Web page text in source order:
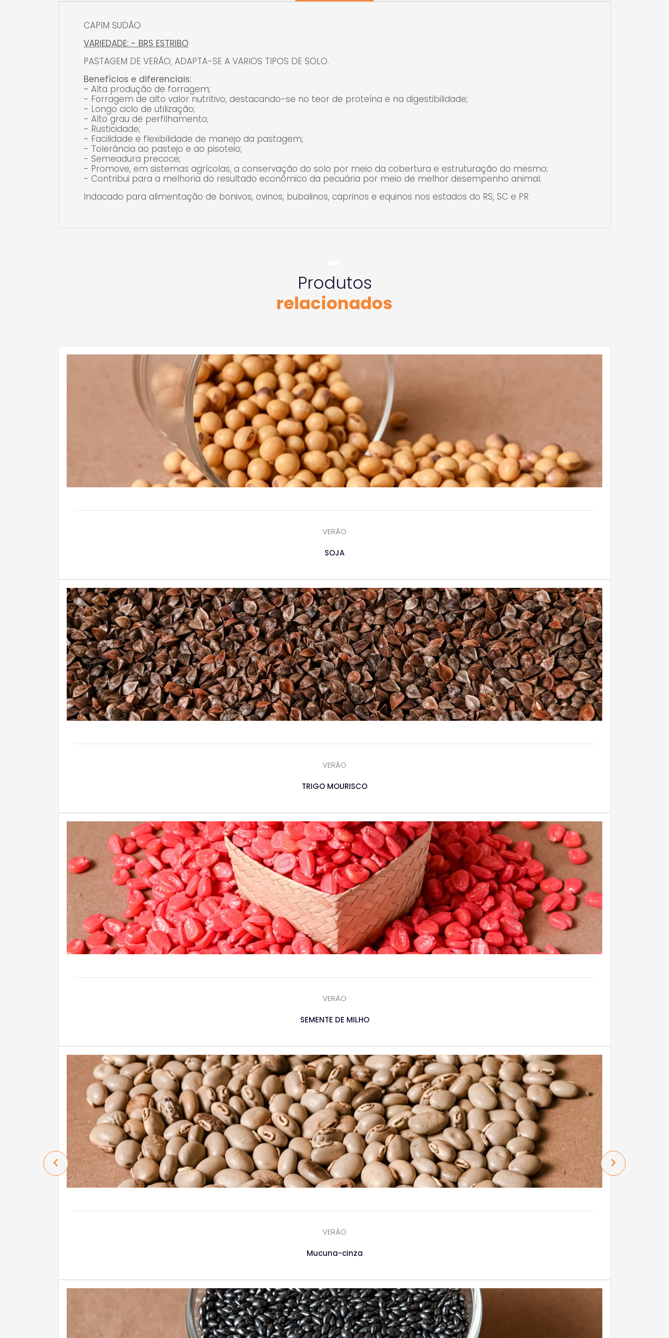
CAPIM SUDÃO
VARIEDADE: - BRS ESTRIBO
PASTAGEM DE VERÃO, ADAPTA-SE A VARIOS TIPOS DE SOLO.
Benefícios e diferenciais:
- Alta produção de forragem;
- Forragem de alto valor nutritivo, destacando-se no teor de proteína e na digestibilidade;
- Longo ciclo de utilização;
- Alto grau de perfilhamento;
- Rusticidade;
- Facilidade e flexibilidade de manejo da pastagem;
- Tolerância ao pastejo e ao pisoteio;
- Semeadura precoce;
- Promove, em sistemas agrícolas, a conservação do solo por meio da cobertura e estruturação do mesmo;
- Contribui para a melhoria do resultado econômico da pecuária por meio de melhor desempenho animal.
Indacado para alimentação de bonivos, ovinos, bubalinos, caprinos e equinos nos estados do RS, SC e PR
Produtos
relacionados
VERÃO
SOJA
VERÃO
TRIGO MOURISCO
VERÃO
SEMENTE DE MILHO
VERÃO
Mucuna-cinza